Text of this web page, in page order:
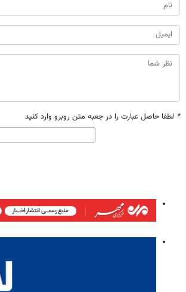
* لطفا حاصل عبارت را در جعبه متن روبرو وارد کنید